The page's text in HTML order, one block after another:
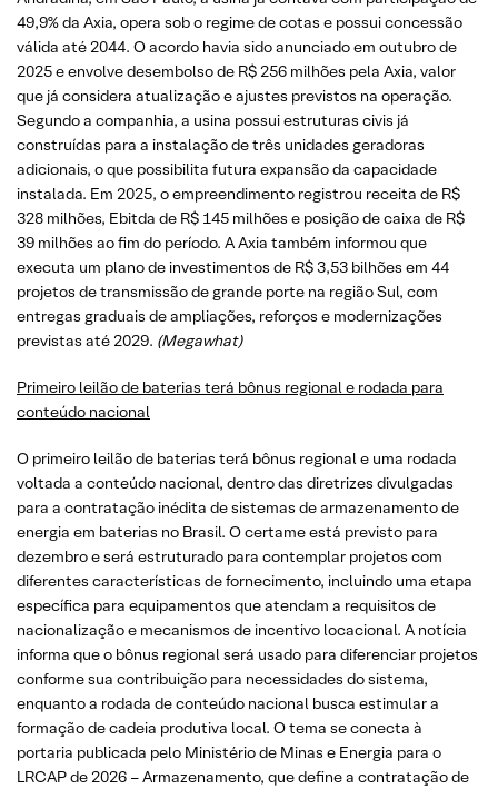
49,9% da Axia, opera sob o regime de cotas e possui concessão
válida até 2044. O acordo havia sido anunciado em outubro de
2025 e envolve desembolso de R$ 256 milhões pela Axia, valor
que já considera atualização e ajustes previstos na operação.
Segundo a companhia, a usina possui estruturas civis já
construídas para a instalação de três unidades geradoras
adicionais, o que possibilita futura expansão da capacidade
instalada. Em 2025, o empreendimento registrou receita de R$
328 milhões, Ebitda de R$ 145 milhões e posição de caixa de R$
39 milhões ao fim do período. A Axia também informou que
executa um plano de investimentos de R$ 3,53 bilhões em 44
projetos de transmissão de grande porte na região Sul, com
entregas graduais de ampliações, reforços e modernizações
previstas até 2029. (Megawhat)
Primeiro leilão de baterias terá bônus regional e rodada para
conteúdo nacional
O primeiro leilão de baterias terá bônus regional e uma rodada
voltada a conteúdo nacional, dentro das diretrizes divulgadas
para a contratação inédita de sistemas de armazenamento de
energia em baterias no Brasil. O certame está previsto para
dezembro e será estruturado para contemplar projetos com
diferentes características de fornecimento, incluindo uma etapa
específica para equipamentos que atendam a requisitos de
nacionalização e mecanismos de incentivo locacional. A notícia
informa que o bônus regional será usado para diferenciar projetos
conforme sua contribuição para necessidades do sistema,
enquanto a rodada de conteúdo nacional busca estimular a
formação de cadeia produtiva local. O tema se conecta à
portaria publicada pelo Ministério de Minas e Energia para o
LRCAP de 2026 – Armazenamento, que define a contratação de